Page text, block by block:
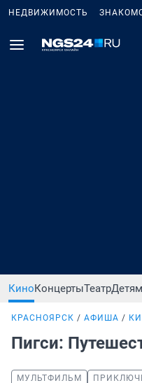
НЕДВИЖИМОСТЬ
КиноКонцертыТеатрДетям
КРАСНОЯРСК АФИША
Пигси:
МУЛЬТФИЛЬМ